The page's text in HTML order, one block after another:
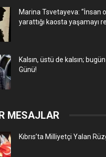
Marina Tsvetayeva: “İnsan
yarattığı kaosta yaşamayı
Kalsın, üstü de kalsın;
Günü!
MESAJLAR
Kıbrıs’ta Milliyetçi Yalan